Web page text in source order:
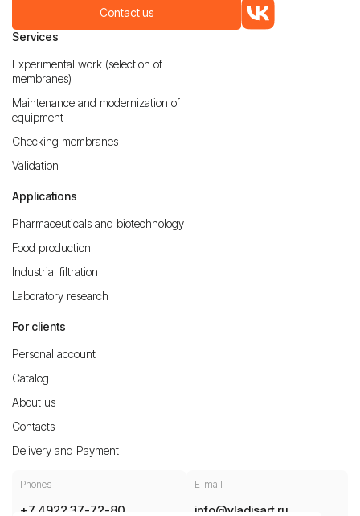
Contact us
Services
Experimental work (selection of
membranes)
Maintenance and modernization of
equipment
Checking membranes
Validation
Applications
Pharmaceuticals and biotechnology
Food production
Industrial filtration
Laboratory research
For clients
Personal account
Catalog
About us
Contacts
Delivery and Payment
Phones
+7 4922 37-72-80
E-mail
info@vladisart.ru